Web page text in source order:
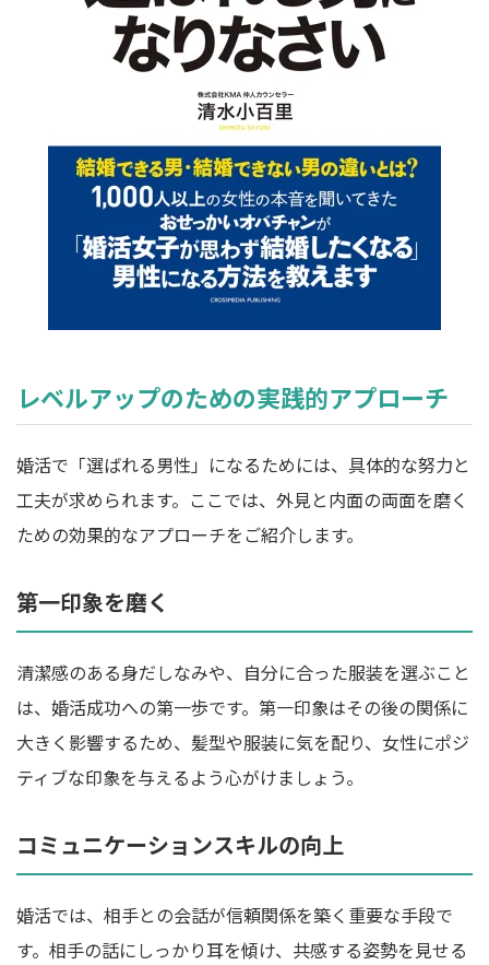
レベルアップのための実践的アプローチ
婚活で「選ばれる男性」になるためには、具体的な努力と
工夫が求められます。ここでは、外見と内面の両面を磨く
ための効果的なアプローチをご紹介します。
第一印象を磨く
清潔感のある身だしなみや、自分に合った服装を選ぶこと
は、婚活成功への第一歩です。第一印象はその後の関係に
大きく影響するため、髪型や服装に気を配り、女性にポジ
ティブな印象を与えるよう心がけましょう。
コミュニケーションスキルの向上
婚活では、相手との会話が信頼関係を築く重要な手段で
す。相手の話にしっかり耳を傾け、共感する姿勢を見せる